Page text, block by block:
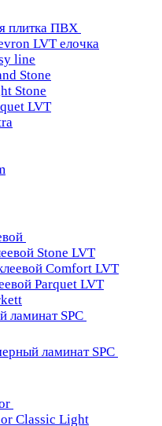
плитка ПВХ
LVT елочка
line
Stone
Stone
LVT
Stone LVT
Comfort LVT
Parquet LVT
ламинат SPC
ламинат SPC
Classic Light